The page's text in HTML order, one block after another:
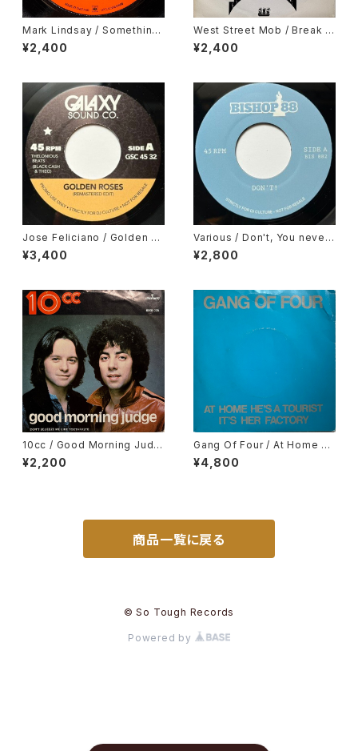
Mark Lindsay / Something
Big
¥2,400
West Street Mob / Break D
ance - Electric Boogie
¥2,400
Jose Feliciano / Golden La
dy, Gene Harris / Losalamit
oslatinfunklovesong
¥3,400
Various / Don't, You never
Come Closer
¥2,800
10cc / Good Morning Judg
e
¥2,200
Gang Of Four / At Home H
e's A Tourist / It's Her Fact
ory
¥4,800
商品一覧に戻る
© So Tough Records
Powered by